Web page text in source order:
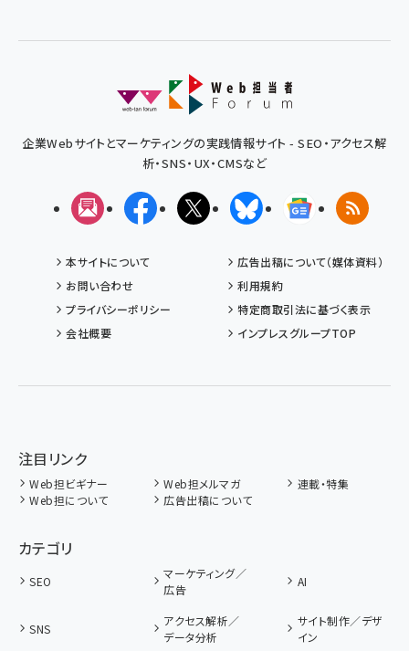
企業Webサイトとマーケティングの実践情報サイト - SEO・アクセス解
析・SNS・UX・CMSなど
メルマガFacebookX(エックス)BlueskyGoogleニュ
RSS
本サイトについて
広告出稿について（媒体資料）
お問い合わせ
利用規約
プライバシーポリシー
特定商取引法に基づく表示
会社概要
インプレスグループTOP
注目リンク
Web担ビギナー Web担メルマガ
連載・特集
Web担について
広告出稿について
カテゴリ
SEO
マーケティング／
広告
AI
SNS
アクセス解析／
データ分析
サイト制作／デザ
イン